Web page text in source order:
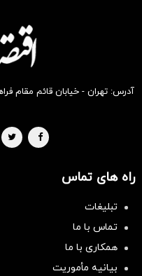
بخر !
آدرس: تهران - خیابان قائم مقام
راه های تماس
تبلیغات
تماس با ما
همکاری با ما
بیانیه مأموریت